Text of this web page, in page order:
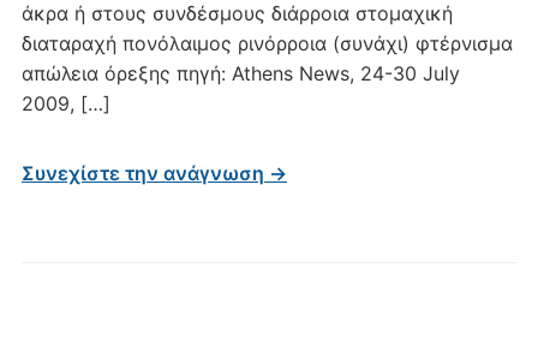
άκρα ή στους συνδέσμους διάρροια στομαχική
διαταραχή πονόλαιμος ρινόρροια (συνάχι) φτέρνισμα
απώλεια όρεξης πηγή: Athens News, 24-30 July
2009, […]
Συνεχίστε την ανάγνωση →